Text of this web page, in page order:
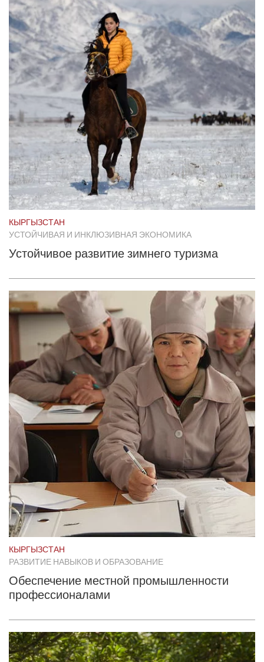
КЫРГЫЗСТАН
УСТОЙЧИВАЯ И ИНКЛЮЗИВНАЯ ЭКОНОМИКА
Устойчивое развитие зимнего туризма
КЫРГЫЗСТАН
РАЗВИТИЕ НАВЫКОВ И ОБРАЗОВАНИЕ
Обеспечение местной промышленности
профессионалами